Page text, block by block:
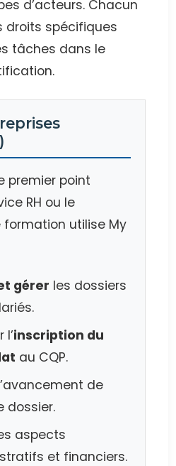
d’acteurs. Chacun
droits spécifiques
tâches dans le
premier point
RH ou le
formation utilise My
gérer les dossiers
l’inscription du
au CQP.
de
dossier.
aspects
et financiers.